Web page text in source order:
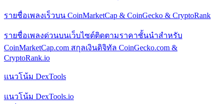
รายชื่อเพลงเร็วบน CoinMarketCap & CoinGecko & CryptoRank
รายชื่อเพลงด่วนบนเว็บไซต์ติดตามราคาชั้นนําสําหรับ
CoinMarketCap.com สกุลเงินดิจิทัล CoinGecko.com &
CryptoRank.io
แนวโน้ม DexTools
แนวโน้ม DexTools.io